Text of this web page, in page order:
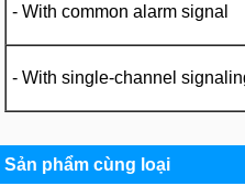
- With common alarm signal
- With single-channel
Sản phẩm cùng loại